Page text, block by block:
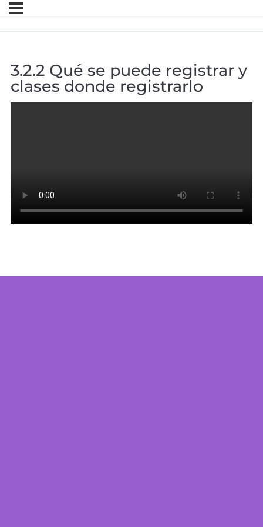
3.2.2 Qué se puede registrar y
clases donde registrarlo